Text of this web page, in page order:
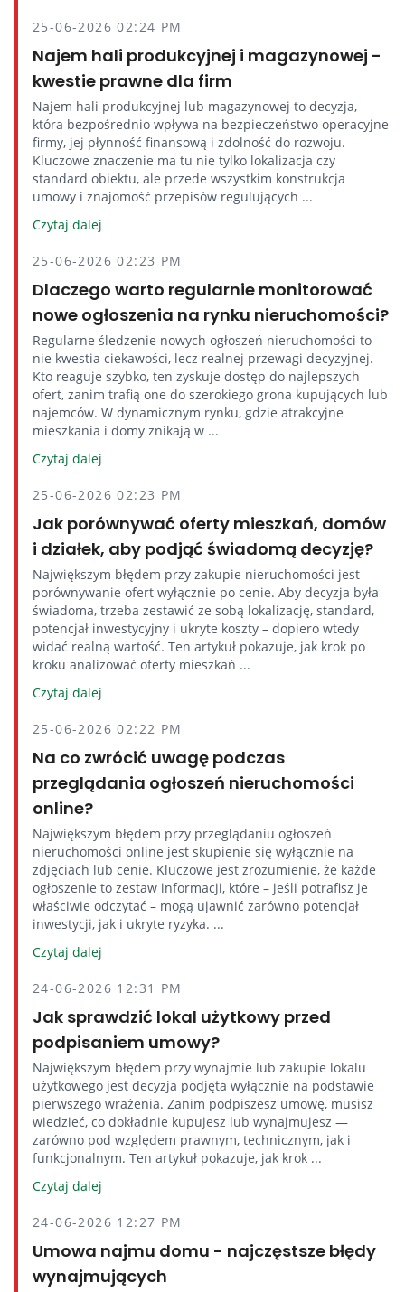
25-06-2026 02:24 PM
Najem hali produkcyjnej i magazynowej -
kwestie prawne dla firm
Najem hali produkcyjnej lub magazynowej to decyzja,
która bezpośrednio wpływa na bezpieczeństwo operacyjne
firmy, jej płynność finansową i zdolność do rozwoju.
Kluczowe znaczenie ma tu nie tylko lokalizacja czy
standard obiektu, ale przede wszystkim konstrukcja
umowy i znajomość przepisów regulujących ...
Czytaj dalej
25-06-2026 02:23 PM
Dlaczego warto regularnie monitorować
nowe ogłoszenia na rynku nieruchomości?
Regularne śledzenie nowych ogłoszeń nieruchomości to
nie kwestia ciekawości, lecz realnej przewagi decyzyjnej.
Kto reaguje szybko, ten zyskuje dostęp do najlepszych
ofert, zanim trafią one do szerokiego grona kupujących lub
najemców. W dynamicznym rynku, gdzie atrakcyjne
mieszkania i domy znikają w ...
Czytaj dalej
25-06-2026 02:23 PM
Jak porównywać oferty mieszkań, domów
i działek, aby podjąć świadomą decyzję?
Największym błędem przy zakupie nieruchomości jest
porównywanie ofert wyłącznie po cenie. Aby decyzja była
świadoma, trzeba zestawić ze sobą lokalizację, standard,
potencjał inwestycyjny i ukryte koszty – dopiero wtedy
widać realną wartość. Ten artykuł pokazuje, jak krok po
kroku analizować oferty mieszkań ...
Czytaj dalej
25-06-2026 02:22 PM
Na co zwrócić uwagę podczas
przeglądania ogłoszeń nieruchomości
online?
Największym błędem przy przeglądaniu ogłoszeń
nieruchomości online jest skupienie się wyłącznie na
zdjęciach lub cenie. Kluczowe jest zrozumienie, że każde
ogłoszenie to zestaw informacji, które – jeśli potrafisz je
właściwie odczytać – mogą ujawnić zarówno potencjał
inwestycji, jak i ukryte ryzyka. ...
Czytaj dalej
24-06-2026 12:31 PM
Jak sprawdzić lokal użytkowy przed
podpisaniem umowy?
Największym błędem przy wynajmie lub zakupie lokalu
użytkowego jest decyzja podjęta wyłącznie na podstawie
pierwszego wrażenia. Zanim podpiszesz umowę, musisz
wiedzieć, co dokładnie kupujesz lub wynajmujesz —
zarówno pod względem prawnym, technicznym, jak i
funkcjonalnym. Ten artykuł pokazuje, jak krok ...
Czytaj dalej
24-06-2026 12:27 PM
Umowa najmu domu - najczęstsze błędy
wynajmujących